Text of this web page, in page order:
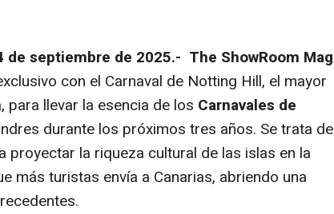
de septiembre de 2025.- The ShowRoom Mag
con el Carnaval de Notting Hill, el mayor
para llevar la esencia de los Carnavales de
durante los próximos tres años. Se trata de
proyectar la riqueza cultural de las islas en la
más turistas envía a Canarias, abriendo una